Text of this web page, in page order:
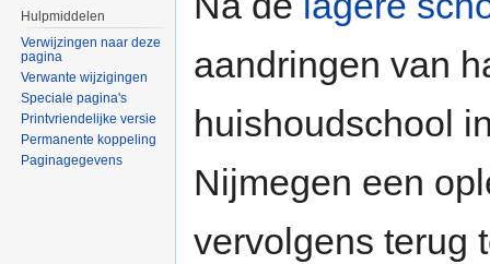
aandringen van
huishoudschool
Nijmegen een
vervolgens terug
Hulpmiddelen
Verwijzingen naar deze
pagina
Verwante wijzigingen
Speciale pagina's
Printvriendelijke versie
Permanente koppeling
Paginagegevens